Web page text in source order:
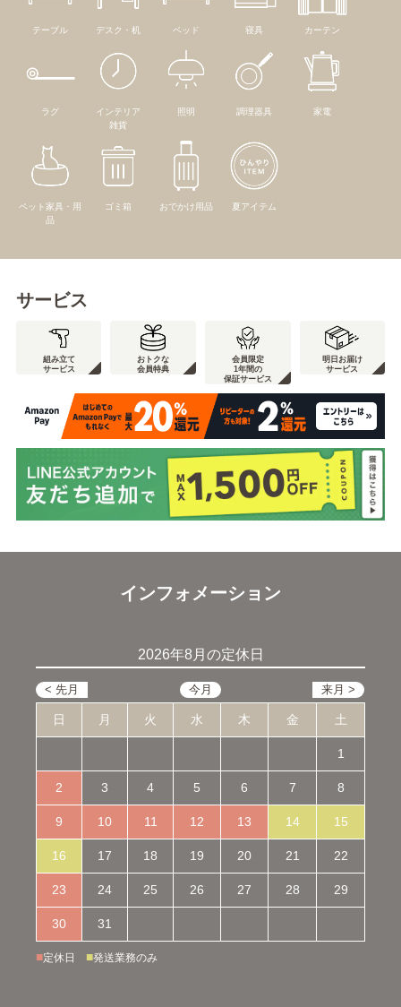
テーブル デスク・机 ベッド 寝具 カーテン
ラグ
インテリア
雑貨
照明 調理器具 家電
ペット家具・用
品
ゴミ箱 おでかけ用品 夏アイテム
サービス
組み立て
サービス
おトクな
会員特典
会員限定
1年間の
保証サービス
明日お届け
サービス
インフォメーション
2026年8月の定休日
日 月 火 水 木 金 土
1
2 3 4 5 6 7 8
9 10 11 12 13 14 15
16 17 18 19 20 21 22
23 24 25 26 27 28 29
30 31
■定休日 ■発送業務のみ